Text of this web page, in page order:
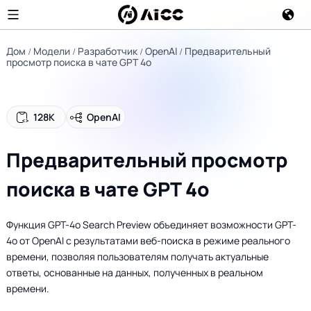
Дом Модели Разработчик OpenAI
Предварительный
просмотр поиска в чате GPT 4o
128K OpenAI
Предварительный просмотр
поиска в чате GPT 4o
Функция GPT-4o Search Preview объединяет возможности GPT-
4o от OpenAI с результатами веб-поиска в режиме реального
времени, позволяя пользователям получать актуальные
ответы, основанные на данных, полученных в реальном
времени.